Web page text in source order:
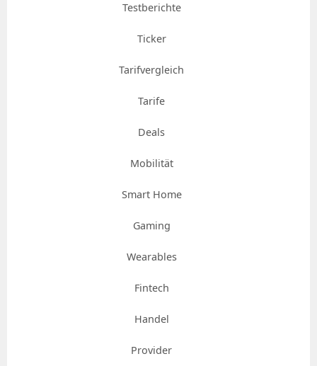
Testberichte
Ticker
Tarifvergleich
Tarife
Deals
Mobilität
Smart Home
Gaming
Wearables
Fintech
Handel
Provider